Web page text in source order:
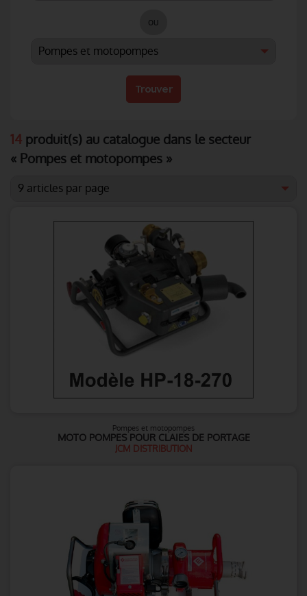
ou
Trouver
14 produit(s) au catalogue dans le secteur
« Pompes et motopompes »
Pompes et motopompes
MOTO POMPES POUR CLAIES DE PORTAGE
JCM DISTRIBUTION